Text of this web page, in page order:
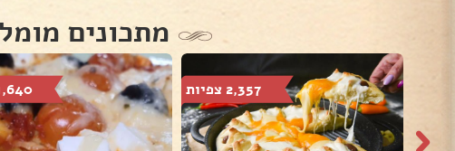
מתכונים
2,357 צפיות 1,640